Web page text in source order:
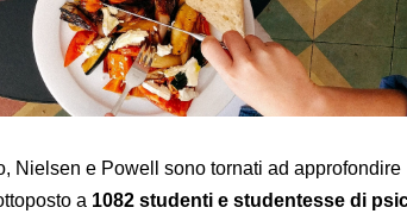
Nielsen e Powell sono tornati ad approfondire
a 1082 studenti e studentesse di